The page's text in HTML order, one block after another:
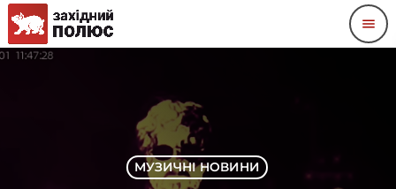
menu
МУЗИЧНІ НОВИНИ